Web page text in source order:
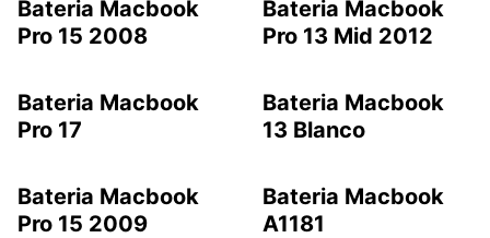
Bateria Macbook
Pro 15 2008
Bateria Macbook
Pro 13 Mid 2012
Bateria Macbook
Pro 17
Bateria Macbook
13 Blanco
Bateria Macbook
Pro 15 2009
Bateria Macbook
A1181